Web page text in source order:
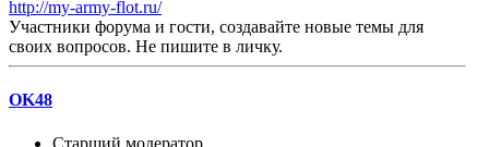
http://my-army-flot.ru/
Участники форума и гости, создавайте новые темы для
своих вопросов. Не пишите в личку.
OK48
Старший модератор